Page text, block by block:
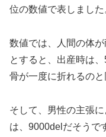
位の数値で表しました
数値では、人間の体
とすると、出産時は
骨が一度に折れるのと
そして、男性の主張
は、9000delだそうで